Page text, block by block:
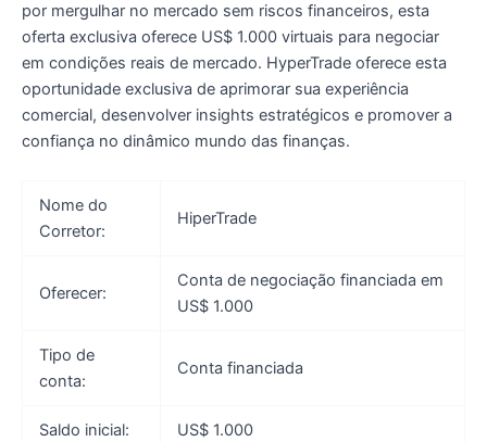
por mergulhar no mercado sem riscos financeiros, esta
oferta exclusiva oferece US$ 1.000 virtuais para negociar
em condições reais de mercado. HyperTrade oferece esta
oportunidade exclusiva de aprimorar sua experiência
comercial, desenvolver insights estratégicos e promover a
confiança no dinâmico mundo das finanças.
Nome do
Corretor:
HiperTrade
Oferecer:
Conta de negociação financiada em
US$ 1.000
Tipo de
conta:
Conta financiada
Saldo inicial: US$ 1.000